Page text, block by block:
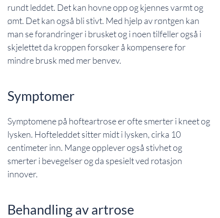
rundt leddet. Det kan hovne opp og kjennes varmt og
ømt. Det kan også bli stivt. Med hjelp av røntgen kan
man se forandringer i brusket og i noen tilfeller også i
skjelettet da kroppen forsøker å kompensere for
mindre brusk med mer benvev.
Symptomer
Symptomene på hofteartrose er ofte smerter i kneet og
lysken. Hofteleddet sitter midt i lysken, cirka 10
centimeter inn. Mange opplever også stivhet og
smerter i bevegelser og da spesielt ved rotasjon
innover.
Behandling av artrose